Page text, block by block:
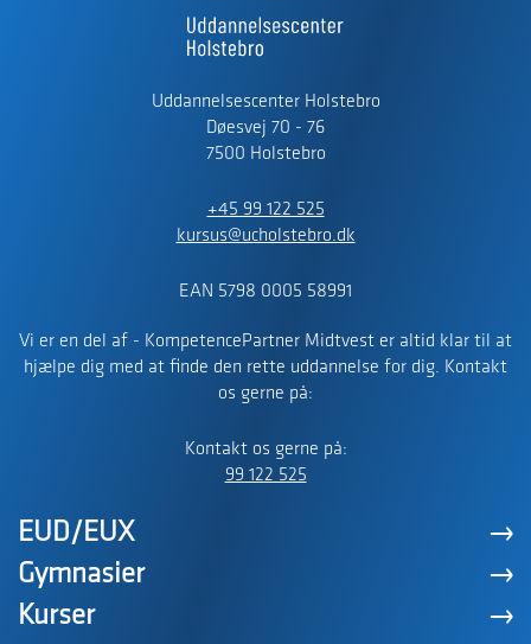
Uddannelsescenter Holstebro
Døesvej 70 - 76
7500 Holstebro
+45 99 122 525
kursus@ucholstebro.dk
EAN 5798 0005 58991
Vi er en del af - KompetencePartner Midtvest er altid klar til at
hjælpe dig med at finde den rette uddannelse for dig. Kontakt
os gerne på:
Kontakt os gerne på:
99 122 525
EUD/EUX
Gymnasier
Kurser